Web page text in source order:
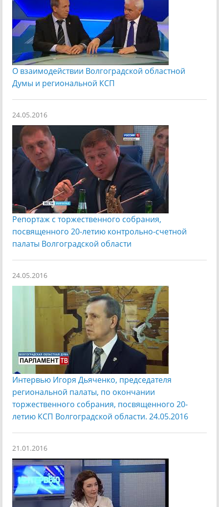
О взаимодействии Волгоградской областной
Думы и региональной КСП
24.05.2016
Репортаж с торжественного собрания,
посвященного 20-летию контрольно-счетной
палаты Волгоградской области
24.05.2016
Интервью Игоря Дьяченко, председателя
региональной палаты, по окончании
торжественного собрания, посвященного 20-
летию КСП Волгоградской области. 24.05.2016
21.01.2016